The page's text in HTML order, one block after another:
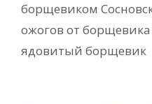
борщевиком
ожогов от борщевика
ядовитый борщевик